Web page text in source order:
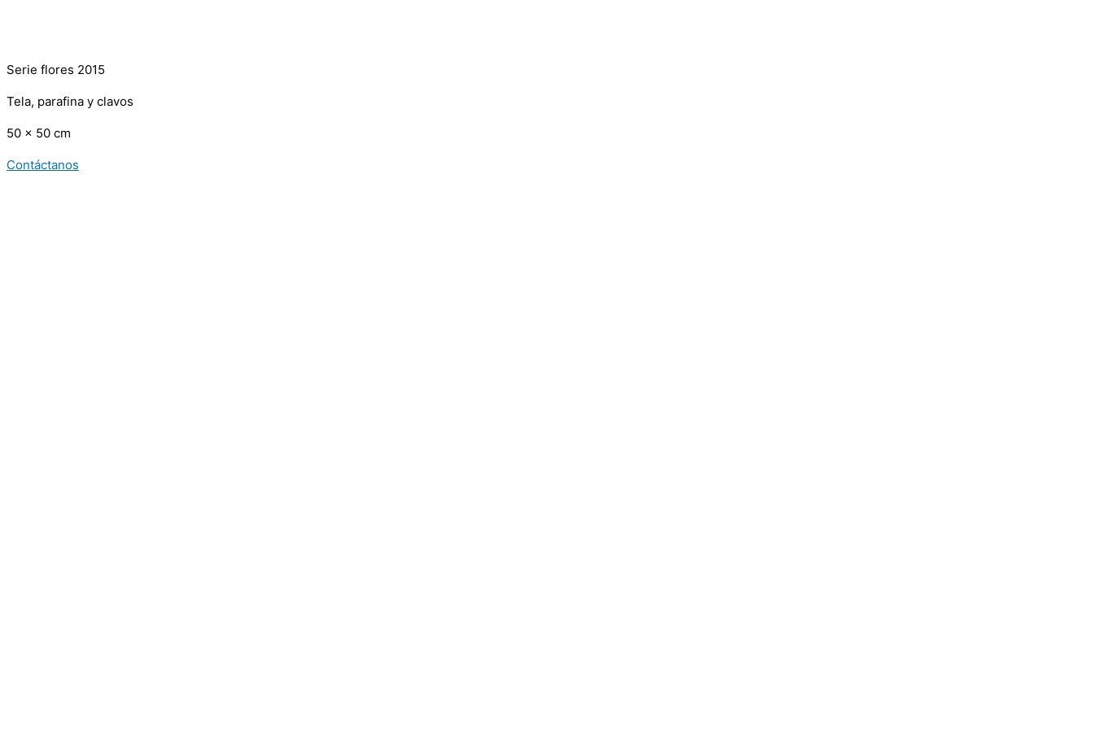
Serie flores 2015
Tela, parafina y clavos
50 x 50 cm
Contáctanos